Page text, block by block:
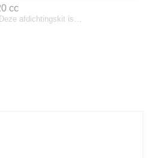
cc
afdichtingskit is…